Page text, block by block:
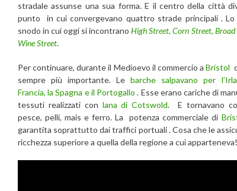
stradale assunse una sua forma. E il centro della città
punto in cui convergevano quattro strade principali . Lo
snodo in cui oggi si incontranoHigh Street,Corn Street, Broad
Wine Street.
Per continuare, durante il Medioevo il commercio aBristol
sempre più importante. Lebarche salpavano per
Francia, la Spagna e il Portogallo . Esse erano cariche di
tessuti realizzati con lana di Cotswold. E tornavano
pesce, pelli, mais e ferro. La potenza commerciale di
garantita soprattutto dai traffici portuali . Cosa che le
ricchezza superiore a quella della regione a cui apparteneva!